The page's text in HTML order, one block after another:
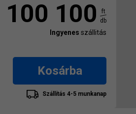
100 100
ft
db
Ingyenes szállitás
Kosárba
Szállítás 4-5 munkanap